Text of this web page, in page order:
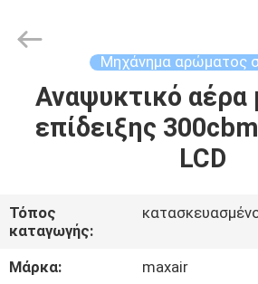
ΣΠΊΤΙ
ΠΕΡΊΠΟΥ
ΕΜΕΊΣ
Μηχάνημα αρώματος
Αναψυκτικό αέρα
επίδειξης
LCD
Τόπος
καταγωγής:
Μάρκα:
maxair